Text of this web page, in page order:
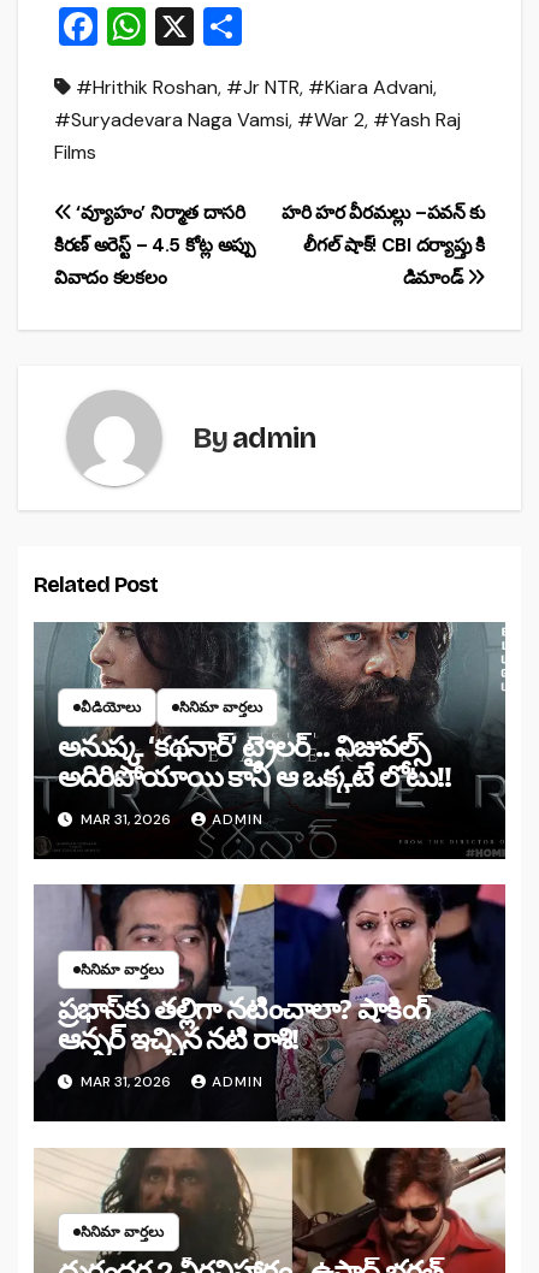
F
c
e
o
o
k
W
at
s
p
p
X
ar
e
#Hrithik Roshan, #Jr NTR, #Kiara Advani,
#Suryadevara Naga Vamsi, #War 2, #Yash Raj
Films
Post
navigation
హరి హర వీరమల్లు –పవన్ కు
లీగల్ షాక్! CBI దర్యాప్తు కి
డిమాండ్
‘వ్యూహం’ నిర్మాత దాసరి
కిరణ్ అరెస్ట్ – 4.5 కోట్ల అప్పు
వివాదం కలకలం
Byadmin
Related Post
వీడియోలు సినిమా వార్తలు
అనుష్క ‘కథనార్’ ట్రైలర్ .. విజువల్స్
అదిరిపోయాయి కానీ ఆ ఒక్కటే లోటు!!
MAR 31, 2026 ADMIN
సినిమా వార్తలు
ప్రభాస్‌కు తల్లిగా నటించాలా? షాకింగ్
ఆన్సర్ ఇచ్చిన నటి రాశి!
MAR 31, 2026 ADMIN
సినిమా వార్తలు